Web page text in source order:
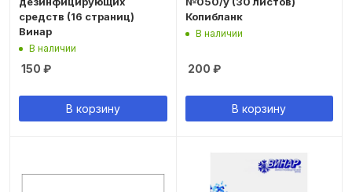
средств (16 страниц)
Винар
В наличии
150 ₽
В корзину
Копибланк
В наличии
200 ₽
В корзину